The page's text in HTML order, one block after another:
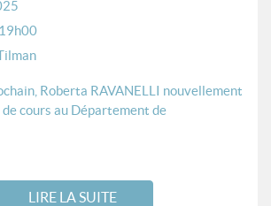
Roberta RAVANELLI nouvellement
cours au Département de
LIRE LA SUITE